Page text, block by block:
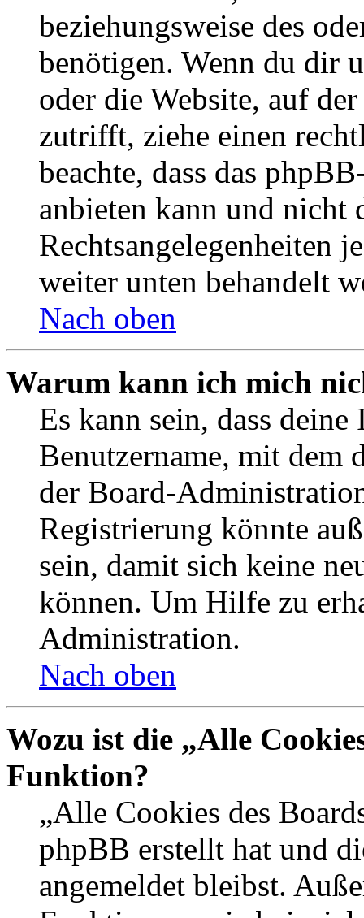
beziehungsweise des
benötigen. Wenn du dir
oder die Website, auf
zutrifft, ziehe einen
beachte, dass das
anbieten kann und nicht
Rechtsangelegenheiten
weiter unten behandelt
Nach oben
Warum kann ich mich
Es kann sein, dass
Benutzername, mit dem
der Board-
Registrierung könnte
sein, damit sich keine
können. Um Hilfe zu
Administration.
Nach oben
Wozu ist die „Alle
Funktion?
„Alle Cookies des
phpBB erstellt hat und
angemeldet bleibst.